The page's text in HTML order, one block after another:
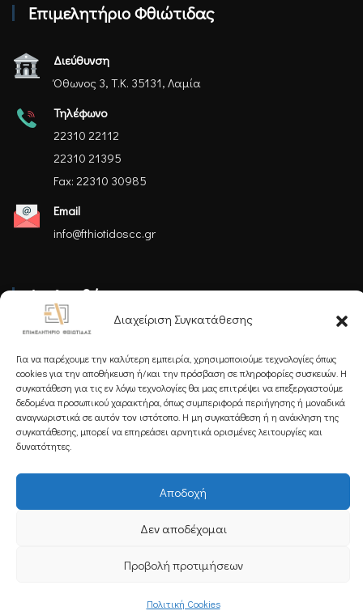
Διαχείριση Συγκατάθεσης
Για να παρέχουμε την καλύτερη εμπειρία, χρησιμοποιούμε τεχνολογίες όπως
cookies για την αποθήκευση ή/και την πρόσβαση σε πληροφορίες συσκευών. Η
συγκατάθεση για τις εν λόγω τεχνολογίες θα μας επιτρέψει να επεξεργαστούμε
δεδομένα προσωπικού χαρακτήρα, όπως συμπεριφορά περιήγησης ή μοναδικά
αναγνωριστικά σε αυτόν τον ιστότοπο. Η μη συγκατάθεση ή η ανάκληση της
συγκατάθεσης, μπορεί να επηρεάσει αρνητικά ορισμένες λειτουργίες και
δυνατότητες.
Αποδοχή
Δεν αποδέχομαι
Προβολή προτιμήσεων
Πολιτική Cookies
Επιμελητήριο Φθιώτιδας
Διεύθυνση
Όθωνος 3, Τ.Κ. 35131, Λαμία
Τηλέφωνο
22310 22112
22310 21395
Fax: 22310 30985
Email
info@fthiotidoscc.gr
Ακολουθήστε μας
Εγγραφείτε στο Newsletter μας
Copyright 2025 Powered by